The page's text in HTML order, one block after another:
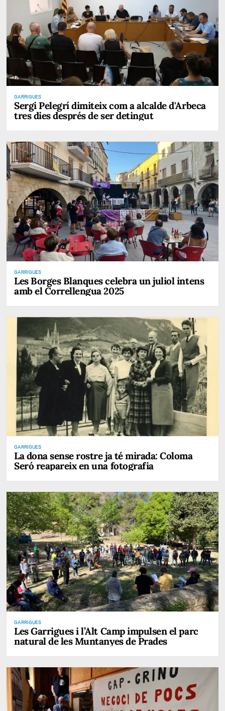
GARRIGUES
Sergi Pelegrí dimiteix com a alcalde d'Arbeca
tres dies després de ser detingut
GARRIGUES
Les Borges Blanques celebra un juliol intens
amb el Correllengua 2025
GARRIGUES
La dona sense rostre ja té mirada: Coloma
Seró reapareix en una fotografia
GARRIGUES
Les Garrigues i l’Alt Camp impulsen el parc
natural de les Muntanyes de Prades